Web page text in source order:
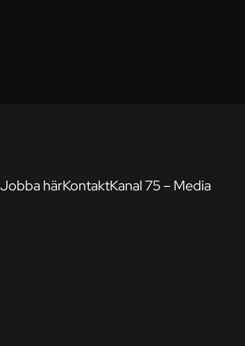
Jobba härKontaktKanal 75 – Media